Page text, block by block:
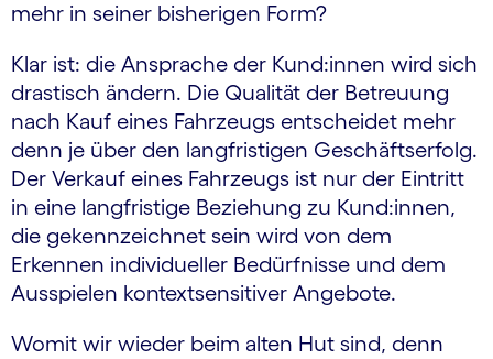
mehr in seiner bisherigen Form?
Klar ist: die Ansprache der Kund:innen wird sich
drastisch ändern. Die Qualität der Betreuung
nach Kauf eines Fahrzeugs entscheidet mehr
denn je über den langfristigen Geschäftserfolg.
Der Verkauf eines Fahrzeugs ist nur der Eintritt
in eine langfristige Beziehung zu Kund:innen,
die gekennzeichnet sein wird von dem
Erkennen individueller Bedürfnisse und dem
Ausspielen kontextsensitiver Angebote.
Womit wir wieder beim alten Hut sind, denn